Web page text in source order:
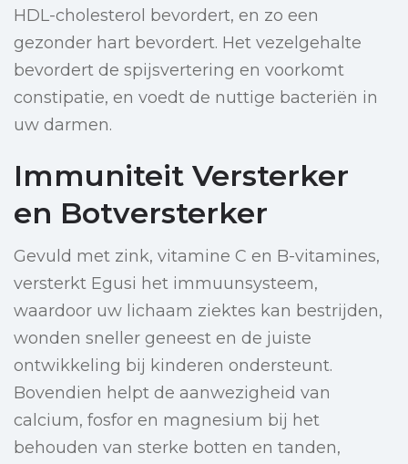
HDL-cholesterol bevordert, en zo een
gezonder hart bevordert. Het vezelgehalte
bevordert de spijsvertering en voorkomt
constipatie, en voedt de nuttige bacteriën in
uw darmen.
Immuniteit Versterker
en Botversterker
Gevuld met zink, vitamine C en B-vitamines,
versterkt Egusi het immuunsysteem,
waardoor uw lichaam ziektes kan bestrijden,
wonden sneller geneest en de juiste
ontwikkeling bij kinderen ondersteunt.
Bovendien helpt de aanwezigheid van
calcium, fosfor en magnesium bij het
behouden van sterke botten en tanden,